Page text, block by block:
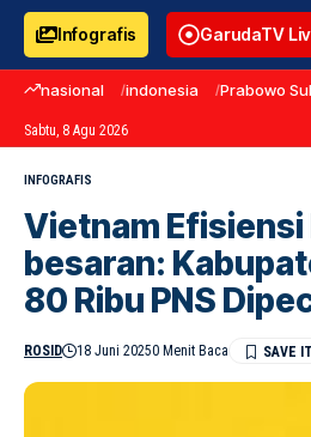
Infografis GarudaTV
nasional indonesia Prabowo
Sabtu, 8 Agu 2026
INFOGRAFIS
Vietnam Efisiensi
besaran:
80 Ribu PNS
ROSID 18 Juni 20250 Menit Baca